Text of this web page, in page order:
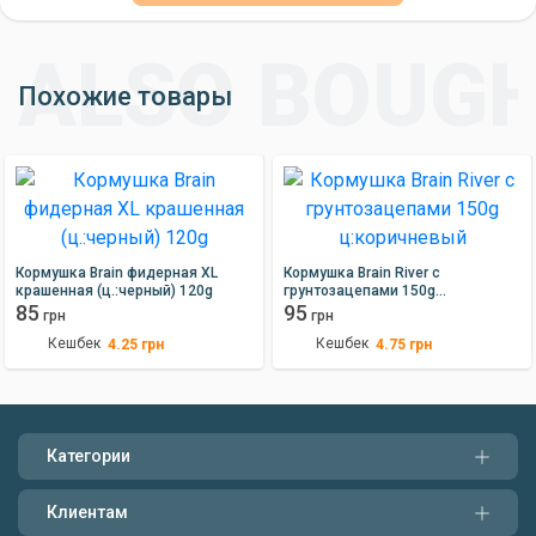
Похожие товары
Кормушка Brain фидерная XL
крашенная (ц.:черный) 120g
85 грн
Кешбек4.25 грн
Кормушка Brain River с
грунтозацепами 150g
ц:коричневый
95 грн
Кешбек4.75 грн
Категории
Клиентам